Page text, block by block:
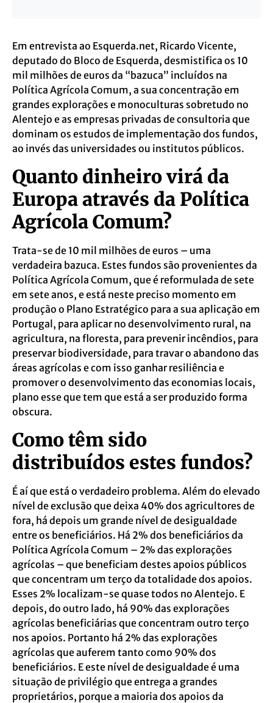
Em entrevista ao Esquerda.net, Ricardo Vicente,
deputado do Bloco de Esquerda, desmistifica os 10
mil milhões de euros da “bazuca” incluídos na
Política Agrícola Comum, a sua concentração em
grandes explorações e monoculturas sobretudo no
Alentejo e as empresas privadas de consultoria que
dominam os estudos de implementação dos fundos,
ao invés das universidades ou institutos públicos.
Quanto dinheiro virá da
Europa através da Política
Agrícola Comum?
Trata-se de 10 mil milhões de euros – uma
verdadeira bazuca. Estes fundos são provenientes da
Política Agrícola Comum, que é reformulada de sete
em sete anos, e está neste preciso momento em
produção o Plano Estratégico para a sua aplicação em
Portugal, para aplicar no desenvolvimento rural, na
agricultura, na floresta, para prevenir incêndios, para
preservar biodiversidade, para travar o abandono das
áreas agrícolas e com isso ganhar resiliência e
promover o desenvolvimento das economias locais,
plano esse que tem que está a ser produzido forma
obscura.
Como têm sido
distribuídos estes fundos?
É aí que está o verdadeiro problema. Além do elevado
nível de exclusão que deixa 40% dos agricultores de
fora, há depois um grande nível de desigualdade
entre os beneficiários. Há 2% dos beneficiários da
Política Agrícola Comum – 2% das explorações
agrícolas – que beneficiam destes apoios públicos
que concentram um terço da totalidade dos apoios.
Esses 2% localizam-se quase todos no Alentejo. E
depois, do outro lado, há 90% das explorações
agrícolas beneficiárias que concentram outro terço
nos apoios. Portanto há 2% das explorações
agrícolas que auferem tanto como 90% dos
beneficiários. E este nível de desigualdade é uma
situação de privilégio que entrega a grandes
proprietários, porque a maioria dos apoios da